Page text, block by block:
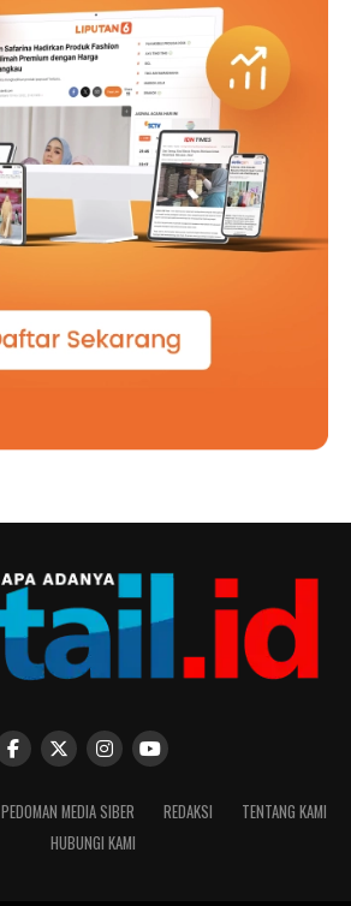
PEDOMAN MEDIA SIBER REDAKSI
TENTANG KAMI
HUBUNGI KAMI